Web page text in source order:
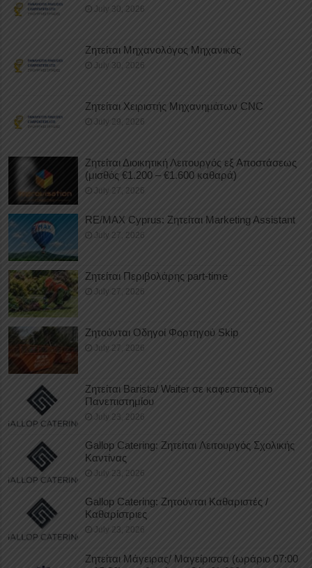
July 30, 2026
Ζητείται Μηχανολόγος Μηχανικός
July 30, 2026
Ζητείται Χειριστής Μηχανημάτων CNC
July 29, 2026
Ζητείται Διοικητική Λειτουργός εξ Αποστάσεως
(μισθός €1.200 – €1.600 καθαρά)
July 27, 2026
RE/MAX Cyprus: Ζητείται Marketing Assistant
July 27, 2026
Ζητείται Περιβολάρης part-time
July 27, 2026
Ζητούνται Οδηγοί Φορτηγού Skip
July 27, 2026
Ζητείται Barista/ Waiter σε καφεστιατόριο
Πανεπιστημίου
July 23, 2026
Gallop Catering: Ζητείται Λειτουργός Σχολικής
Καντίνας
July 23, 2026
Gallop Catering: Ζητούνται Καθαριστές /
Καθαρίστριες
July 23, 2026
Ζητείται Μάγειρας/ Μαγείρισσα (ωράριο 07:00